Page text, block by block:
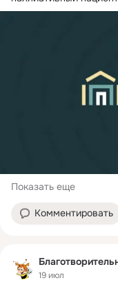
Показать еще
Комментировать
19 июл